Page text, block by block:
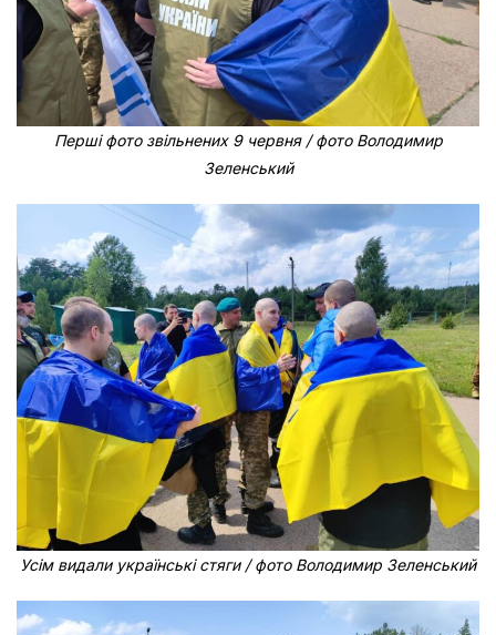
Перші фото звільнених 9 червня / фото Володимир
Зеленський
Усім видали українські стяги / фото Володимир Зеленський